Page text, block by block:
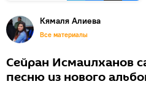
Кямаля Алиева
Все материалы
Сейран Исмаилханов
песню из нового